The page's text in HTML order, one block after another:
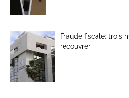
Fraude fiscale: trois
recouvrer